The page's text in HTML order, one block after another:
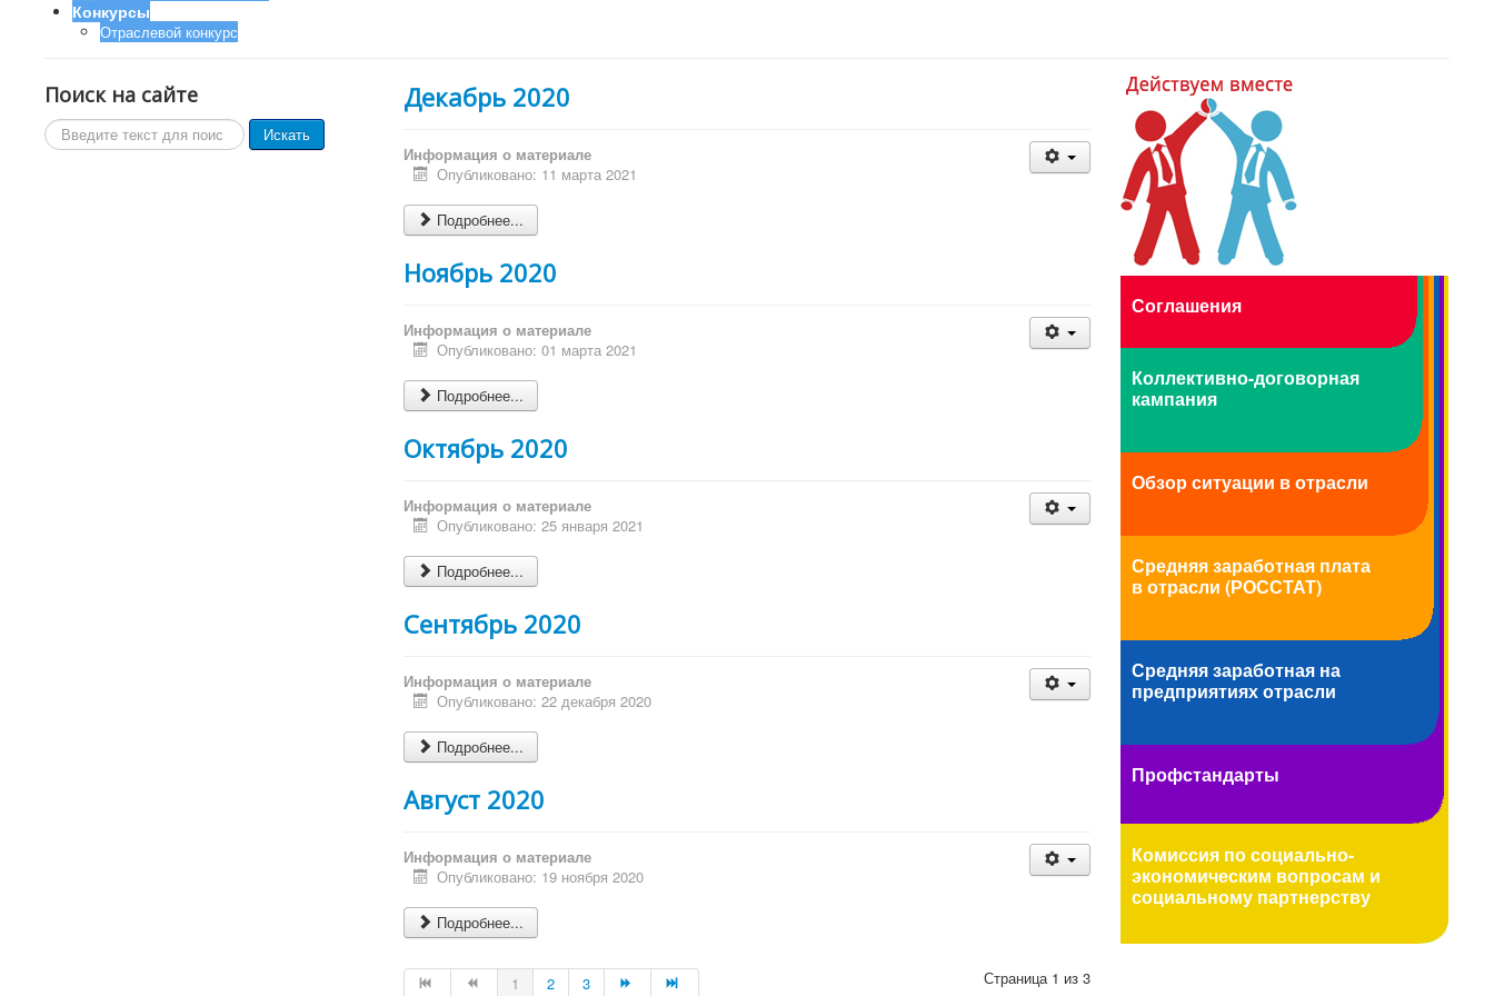
Конкурсы
Отраслевой конкурс
Поиск на сайте
Поиск
по
Искать
Декабрь 2020
Информация о материале
Опубликовано: 11 марта 2021
Подробнее...
Ноябрь 2020
Информация о материале
Опубликовано: 01 марта 2021
Подробнее...
Октябрь 2020
Информация о материале
Опубликовано: 25 января 2021
Подробнее...
Сентябрь 2020
Информация о материале
Опубликовано: 22 декабря 2020
Подробнее...
Август 2020
Информация о материале
Опубликовано: 19 ноября 2020
Подробнее...
Страница 1 из 3
1 2 3
Соглашения
Коллективно-договорная
кампания
Обзор ситуации в отрасли
Средняя заработная плата
в отрасли (РОССТАТ)
Средняя заработная на
предприятиях отрасли
Профстандарты
Комиссия по социально-
экономическим вопросам и
социальному партнерству